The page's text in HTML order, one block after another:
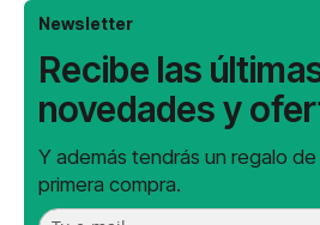
Newsletter
Recibe las
novedades y
Y además tendrás un regalo
primera compra.